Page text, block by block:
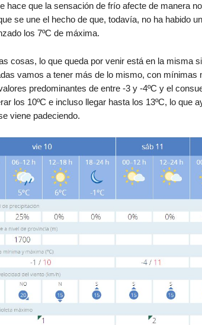
hace que la sensación de frío afecte de manera
se une el hecho de que, todavía, no ha habido
los 7ºC de máxima.
cosas, lo que queda por venir está en la misma
vamos a tener más de lo mismo, con mínimas
predominantes de entre -3 y -4ºC y el
los 10ºC e incluso llegar hasta los 13ºC, lo que
viene padeciendo.